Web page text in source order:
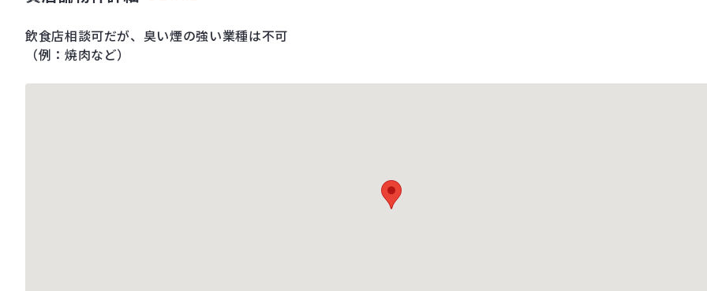
飲食店相談可だが、臭い煙の強い業種は不可
（例：焼肉など）